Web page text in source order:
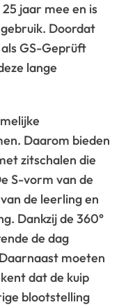
jaar mee en is
Doordat
GS-Geprüft
lange
Daarom bieden
zitschalen die
S-vorm van de
de leerling en
Dankzij de 360°
de dag
moeten
dat de kuip
blootstelling